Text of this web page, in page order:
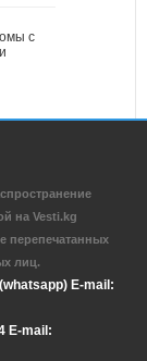
с
на Vesti.kg
перепечатанных
лиц.
E-mail:
E-mail: